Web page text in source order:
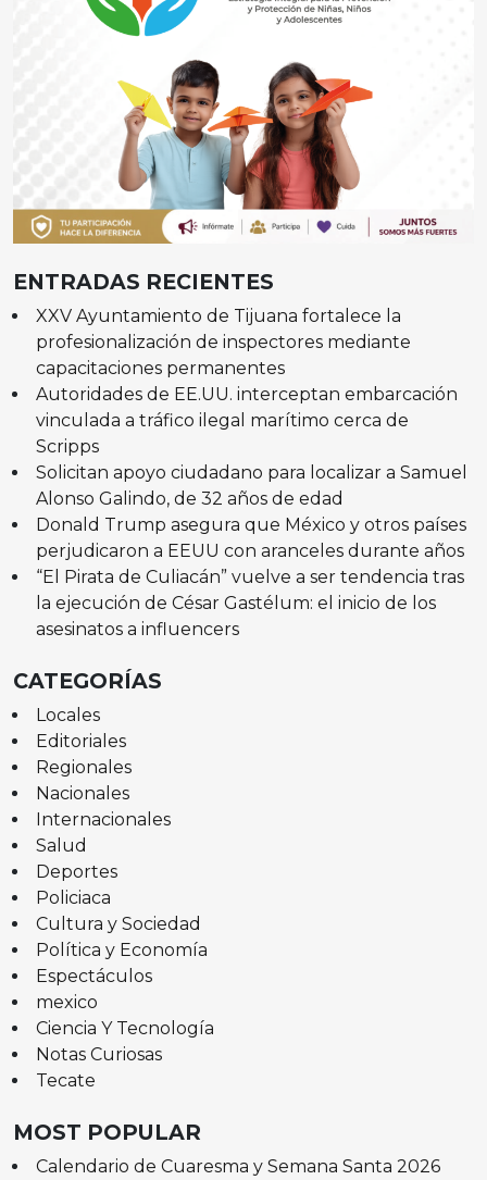
ENTRADAS RECIENTES
XXV Ayuntamiento de Tijuana fortalece la
profesionalización de inspectores mediante
capacitaciones permanentes
Autoridades de EE.UU. interceptan embarcación
vinculada a tráfico ilegal marítimo cerca de
Scripps
Solicitan apoyo ciudadano para localizar a Samuel
Alonso Galindo, de 32 años de edad
Donald Trump asegura que México y otros países
perjudicaron a EEUU con aranceles durante años
“El Pirata de Culiacán” vuelve a ser tendencia tras
la ejecución de César Gastélum: el inicio de los
asesinatos a influencers
CATEGORÍAS
Locales
Editoriales
Regionales
Nacionales
Internacionales
Salud
Deportes
Policiaca
Cultura y Sociedad
Política y Economía
Espectáculos
mexico
Ciencia Y Tecnología
Notas Curiosas
Tecate
MOST POPULAR
Calendario de Cuaresma y Semana Santa 2026